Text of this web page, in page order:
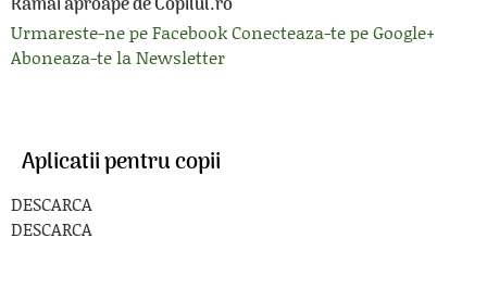
Urmareste-ne pe FacebookConecteaza-te pe Google+
Aboneaza-te la Newsletter
Aplicatii pentru copii
DESCARCA
DESCARCA